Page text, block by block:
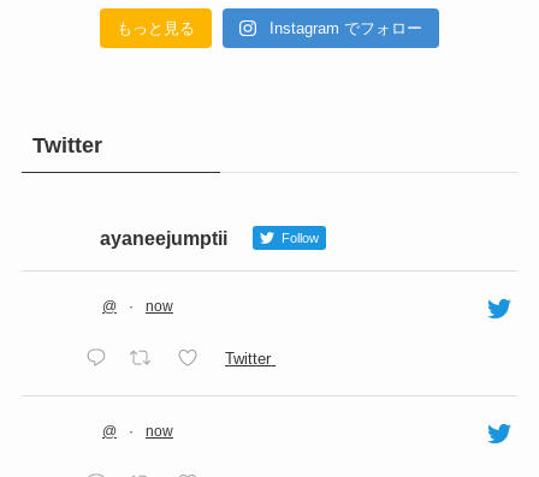
もっと見る Instagram でフォロー
Twitter
ayaneejumptii Follow
@ · now
Twitter
@ · now